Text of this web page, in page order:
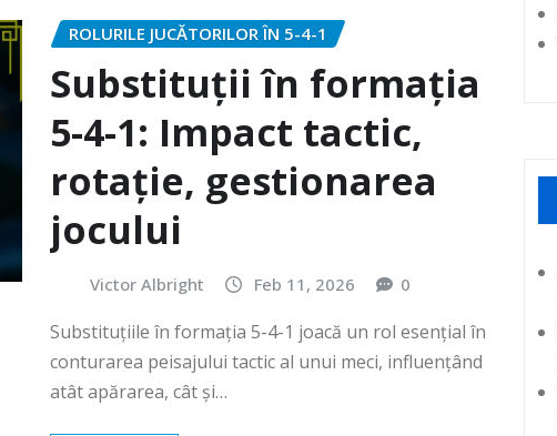
ROLURILE JUCĂTORILOR ÎN 5-4-1
Substituții în formația
5-4-1: Impact tactic,
rotație, gestionarea
jocului
Victor Albright Feb 11, 2026 0
Substituțiile în formația 5-4-1 joacă un rol esențial în
conturarea peisajului tactic al unui meci, influențând
atât apărarea, cât și…